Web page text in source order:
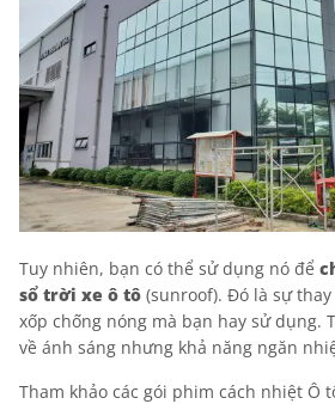
Tuy nhiên, bạn có thể sử dụng nó để
sổ trời xe ô tô (sunroof). Đó là sự
xốp chống nóng mà bạn hay sử dụng.
về ánh sáng nhưng khả năng ngăn
Tham khảo các gói phim cách nhiệt Ô